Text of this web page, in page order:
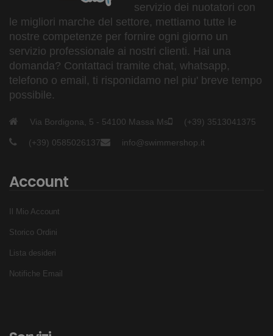
servizio dei nuotatori con
le migliori marche del settore, mettiamo tutte le
nostre competenze per fornire ogni giorno un
servizio professionale ai nostri clienti. Hai una
domanda? Contattaci tramite chat, whatsapp,
telefono o email, ti risponidamo nel piu' breve tempo
possibile.
Via Bordigona, 5 - 54100 Massa Ms (+39) 3513041375
(+39) 0585026137 info@swimmershop.it
Account
Il Mio Account
Storico Ordini
Lista desideri
Notifiche Email